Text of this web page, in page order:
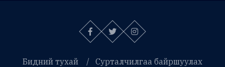
Бидний тухай Сурталчилгаа байршуулах